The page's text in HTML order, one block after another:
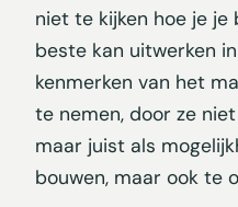
niet te kijken hoe je
beste kan uitwerken
kenmerken van het
te nemen, door ze
maar juist als
bouwen, maar ook te